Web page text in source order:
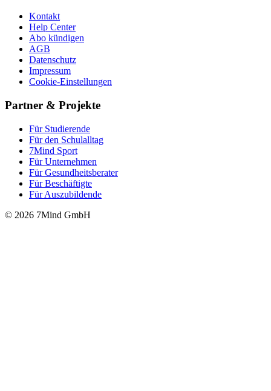
Kontakt
Help Center
Abo kündigen
AGB
Datenschutz
Impressum
Cookie-Einstellungen
Partner & Projekte
Für Stu­die­rende
Für den Schulalltag
7Mind Sport
Für Unter­neh­men
Für Gesund­heits­be­ra­ter
Für Beschäftigte
Für Auszubildende
© 2026 7Mind GmbH